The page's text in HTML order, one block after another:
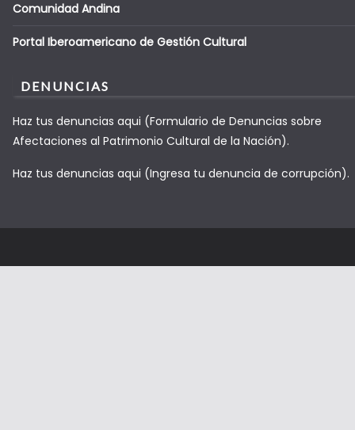
Comunidad Andina
Portal Iberoamericano de Gestión Cultural
DENUNCIAS
Haz tus denuncias aqui (Formulario de Denuncias sobre
Afectaciones al Patrimonio Cultural de la Nación).
Haz tus denuncias aqui (Ingresa tu denuncia de corrupción).